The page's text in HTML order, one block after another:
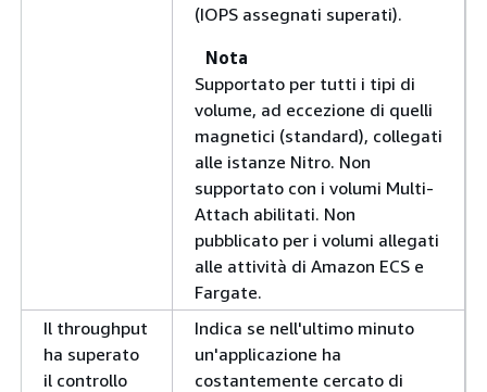
(IOPS assegnati superati).
Nota
Supportato per tutti i tipi di
volume, ad eccezione di quelli
magnetici (standard), collegati
alle istanze Nitro. Non
supportato con i volumi Multi-
Attach abilitati. Non
pubblicato per i volumi allegati
alle attività di Amazon ECS e
Fargate.
Il throughput
ha superato
il controllo
Indica se nell'ultimo minuto
un'applicazione ha
costantemente cercato di